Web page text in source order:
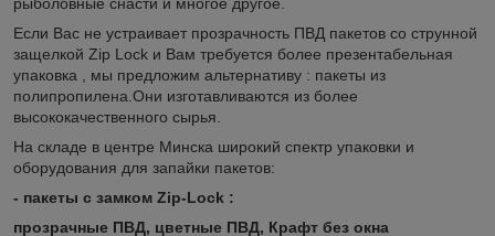
Если Вас не устраивает прозрачность ПВД пакетов со струнной
защелкой Zip Lock и Вам требуется более презентабельная
упаковка , мы предложим альтернативу : пакеты из
полипропилена.Они изготавливаются из более
высококачественного сырья.
На складе в центре Минска широкий спектр упаковки и
оборудования для запайки пакетов:
- пакеты c замком Zip-Lock :
прозрачные ПВД, цветные ПВД, Крафт без окна